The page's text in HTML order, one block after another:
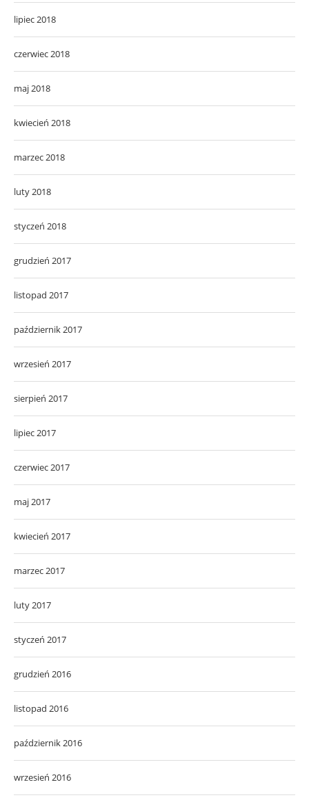
lipiec 2018
czerwiec 2018
maj 2018
kwiecień 2018
marzec 2018
luty 2018
styczeń 2018
grudzień 2017
listopad 2017
październik 2017
wrzesień 2017
sierpień 2017
lipiec 2017
czerwiec 2017
maj 2017
kwiecień 2017
marzec 2017
luty 2017
styczeń 2017
grudzień 2016
listopad 2016
październik 2016
wrzesień 2016